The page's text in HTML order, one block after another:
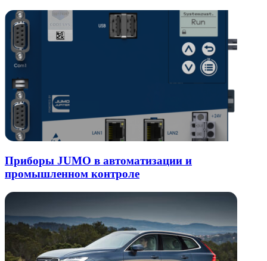
Приборы JUMO в автоматизации и
промышленном контроле